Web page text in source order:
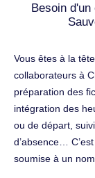
Besoin
Vous êtes à la
collaborateurs à
préparation des
intégration des
ou de départ,
d’absence…
soumise à un